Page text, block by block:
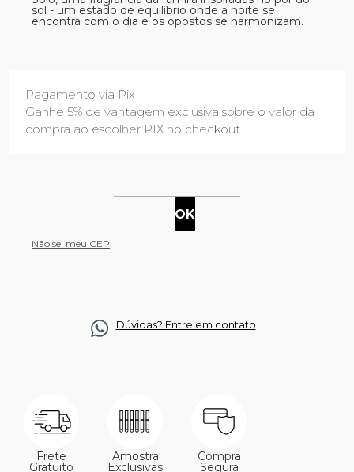
sol - um estado de equilíbrio onde a noite se
encontra com o dia e os opostos se harmonizam.
Pagamento via Pix
Ganhe 5% de vantagem exclusiva sobre o valor da
compra ao escolher PIX no checkout.
Não sei meu CEP
Dúvidas? Entre em contato
Frete
Gratuito
Amostra
Exclusivas
Compra
Segura